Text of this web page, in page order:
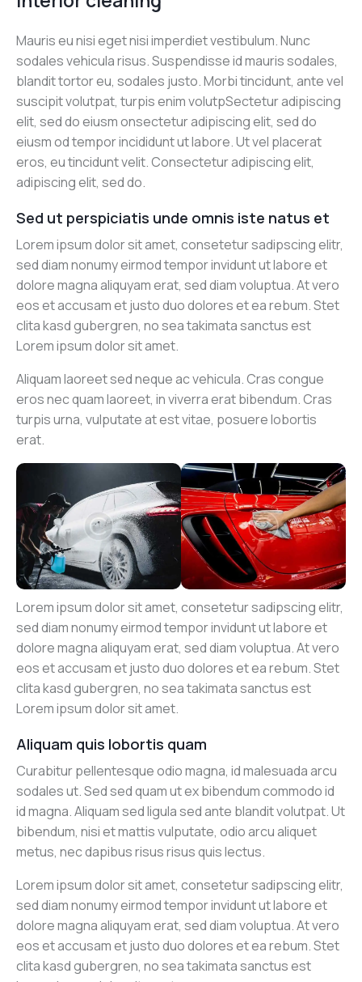
Mauris eu nisi eget nisi imperdiet vestibulum. Nunc
sodales vehicula risus. Suspendisse id mauris sodales,
blandit tortor eu, sodales justo. Morbi tincidunt, ante vel
suscipit volutpat, turpis enim volutpSectetur adipiscing
elit, sed do eiusm onsectetur adipiscing elit, sed do
eiusm od tempor incididunt ut labore. Ut vel placerat
eros, eu tincidunt velit. Consectetur adipiscing elit,
adipiscing elit, sed do.
Sed ut perspiciatis unde omnis iste natus et
Lorem ipsum dolor sit amet, consetetur sadipscing elitr,
sed diam nonumy eirmod tempor invidunt ut labore et
dolore magna aliquyam erat, sed diam voluptua. At vero
eos et accusam et justo duo dolores et ea rebum. Stet
clita kasd gubergren, no sea takimata sanctus est
Lorem ipsum dolor sit amet.
Aliquam laoreet sed neque ac vehicula. Cras congue
eros nec quam laoreet, in viverra erat bibendum. Cras
turpis urna, vulputate at est vitae, posuere lobortis
erat.
Lorem ipsum dolor sit amet, consetetur sadipscing elitr,
sed diam nonumy eirmod tempor invidunt ut labore et
dolore magna aliquyam erat, sed diam voluptua. At vero
eos et accusam et justo duo dolores et ea rebum. Stet
clita kasd gubergren, no sea takimata sanctus est
Lorem ipsum dolor sit amet.
Aliquam quis lobortis quam
Curabitur pellentesque odio magna, id malesuada arcu
sodales ut. Sed sed quam ut ex bibendum commodo id
id magna. Aliquam sed ligula sed ante blandit volutpat. Ut
bibendum, nisi et mattis vulputate, odio arcu aliquet
metus, nec dapibus risus risus quis lectus.
Lorem ipsum dolor sit amet, consetetur sadipscing elitr,
sed diam nonumy eirmod tempor invidunt ut labore et
dolore magna aliquyam erat, sed diam voluptua. At vero
eos et accusam et justo duo dolores et ea rebum. Stet
clita kasd gubergren, no sea takimata sanctus est